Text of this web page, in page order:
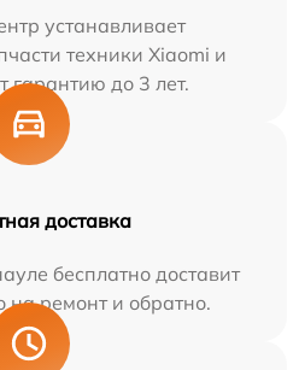
устанавливает
техники Xiaomi и
гарантию до 3 лет.
доставка
бесплатно доставит
на ремонт и обратно.